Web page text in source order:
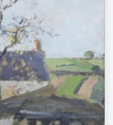
met veel rood, donker
staand naakt naast
een boom.